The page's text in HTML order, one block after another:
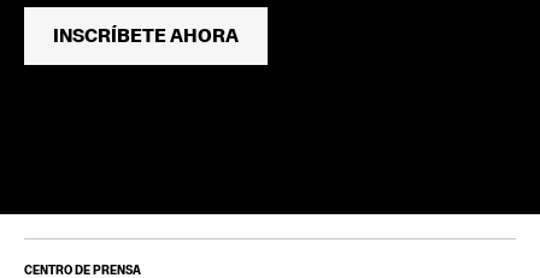
INSCRÍBETE AHORA
CENTRO DE PRENSA